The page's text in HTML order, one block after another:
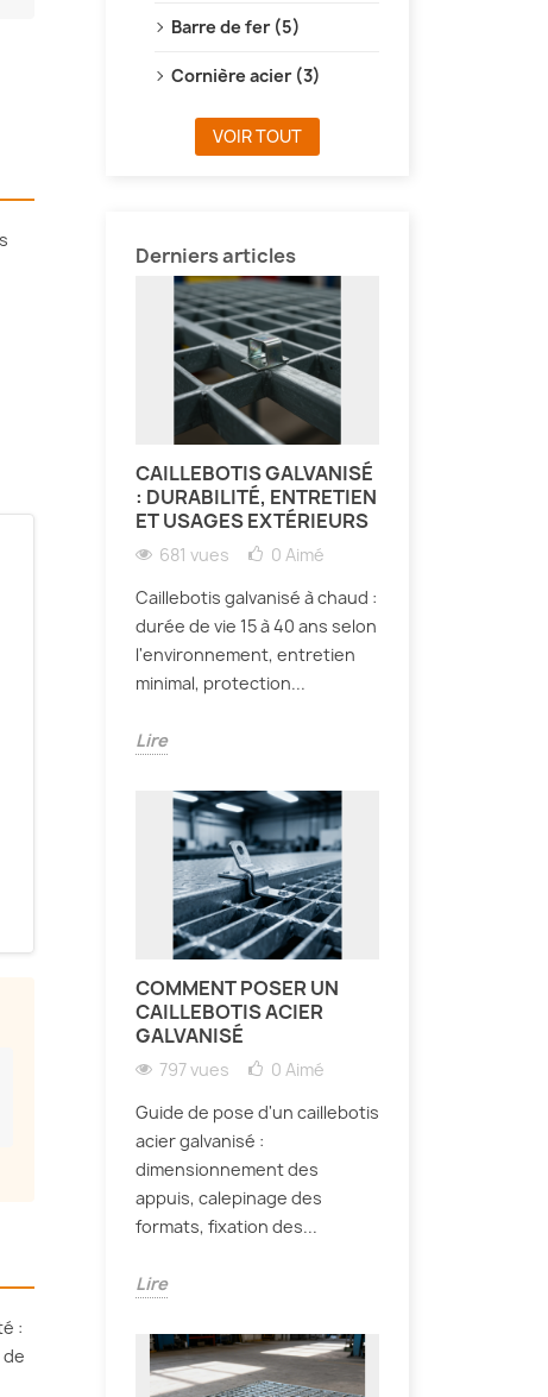
:
Barre de fer (5)
Cornière acier (3)
VOIR TOUT
Derniers articles
CAILLEBOTIS GALVANISÉ
: DURABILITÉ, ENTRETIEN
ET USAGES EXTÉRIEURS
681 vues 0 Aimé
Caillebotis galvanisé à chaud :
durée de vie 15 à 40 ans selon
l'environnement, entretien
minimal, protection...
Lire
COMMENT POSER UN
CAILLEBOTIS ACIER
GALVANISÉ
797 vues 0 Aimé
Guide de pose d'un caillebotis
acier galvanisé :
dimensionnement des
appuis, calepinage des
formats, fixation des...
Lire